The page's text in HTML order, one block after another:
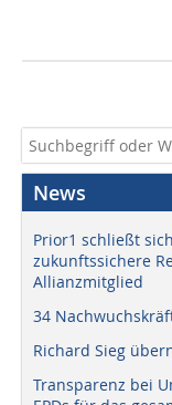
News
Prior1 schließt
zukunftssichere
Allianzmitglied
34
Richard Sieg
Transparenz bei